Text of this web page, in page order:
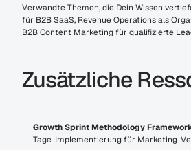
Verwandte Themen, die Dein Wissen
für B2B SaaS, Revenue Operations als
B2B Content Marketing für qualifizierte
Zusätzliche
Growth Sprint Methodology
Tage-Implementierung für Marketing-